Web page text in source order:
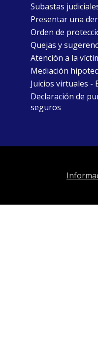
Subastas
Presentar una
Orden de
Quejas y
Atención a la
Mediación
Juicios virtuales -
Declaración de
seguros